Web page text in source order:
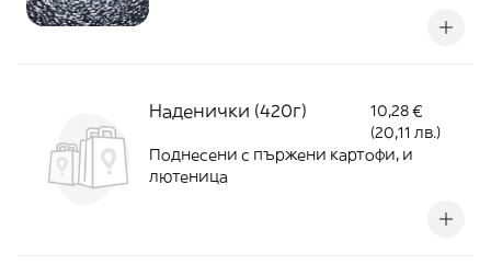
Наденички (420г)
10,28 €
(20,11 лв.)
Поднесени с пържени картофи, и
лютеница